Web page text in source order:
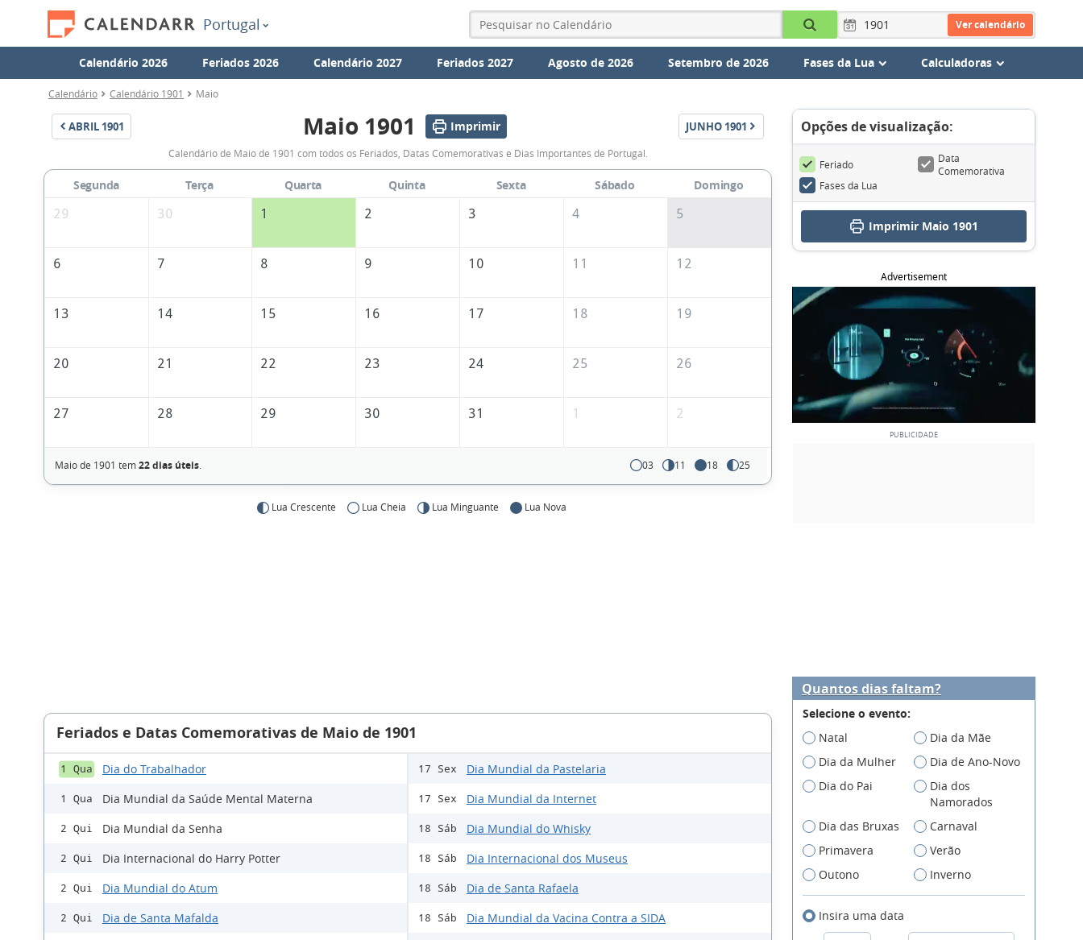
Portugal Ver calendário
Calendário 2026 Feriados 2026 Calendário 2027 Feriados 2027 Agosto de 2026 Setembro de 2026 Fases da Lua Calculadoras
Calendário Calendário 1901 Maio
ABRIL 1901
Calendário
de
Maio
Maio 1901 Imprimir JUNHO 1901
Calendário de Maio de 1901 com todos os Feriados, Datas Comemorativas e Dias Importantes de Portugal.
Segunda Terça Quarta Quinta Sexta Sábado
Domingo
29
30 1 2 3 4 5
6 7 8 9 10 11 12
13 14 15 16 17 18 19
20 21 22 23 24 25 26
27 28 29 30 31 1 2
Maio de 1901 tem22 dias úteis. 03 11 18 25
Lua Crescente Lua Cheia Lua Minguante Lua Nova
Opções de visualização:
Feriado
Data
Comemorativa
Fases da Lua
Imprimir Maio 1901
Advertisement
Feriados e Datas Comemorativas de Maio de 1901
1 Qua Dia do Trabalhador
1 Qua Dia Mundial da Saúde Mental Materna
2 Qui Dia Mundial da Senha
2 Qui Dia Internacional do Harry Potter
2 Qui Dia Mundial do Atum
2 Qui Dia de Santa Mafalda
17 Sex Dia Mundial da Pastelaria
17 Sex Dia Mundial da Internet
18 Sáb Dia Mundial do Whisky
18 Sáb Dia Internacional dos Museus
18 Sáb Dia de Santa Rafaela
18 Sáb Dia Mundial da Vacina Contra a SIDA
Quantos dias faltam?
Selecione o evento:
Natal
Dia da Mãe
Dia da Mulher
Dia de Ano-Novo
Dia do Pai
Dia dos
Namorados
Dia das Bruxas
Carnaval
Primavera
Verão
Outono
Inverno
Insira uma data